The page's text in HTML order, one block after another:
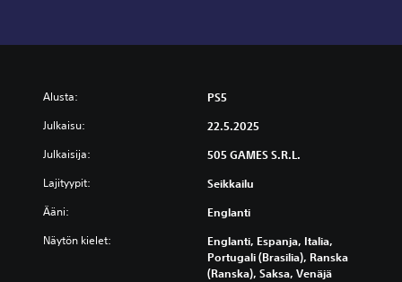
Alusta: PS5
Julkaisu: 22.5.2025
Julkaisija: 505 GAMES S.R.L.
Lajityypit: Seikkailu
Ääni: Englanti
Näytön kielet:
Englanti, Espanja, Italia,
Portugali (Brasilia), Ranska
(Ranska), Saksa, Venäjä